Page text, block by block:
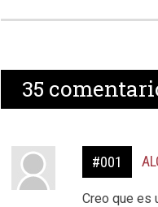
35
#001
Creo que es